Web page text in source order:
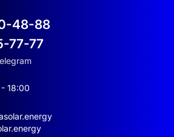
48-88
77-77
18:00